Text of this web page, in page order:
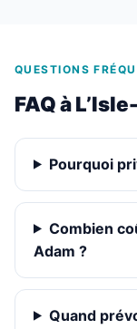
QUESTIONS
FAQ à
Pourquoi
Combien
Adam ?
Quand